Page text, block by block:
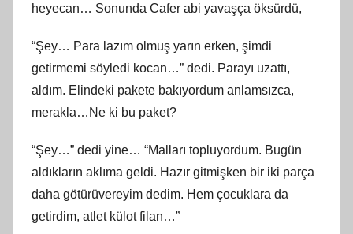
heyecan… Sonunda Cafer abi yavaşça öksürdü,
“Şey… Para lazım olmuş yarın erken, şimdi
getirmemi söyledi kocan…” dedi. Parayı uzattı,
aldım. Elindeki pakete bakıyordum anlamsızca,
merakla…Ne ki bu paket?
“Şey…” dedi yine… “Malları topluyordum. Bugün
aldıkların aklıma geldi. Hazır gitmişken bir iki parça
daha götürüvereyim dedim. Hem çocuklara da
getirdim, atlet külot filan…”